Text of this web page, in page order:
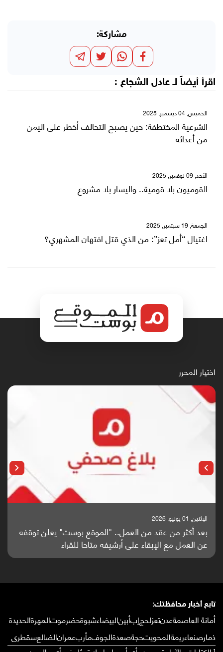
مشاركة:
اقرأ أيضاً لـ عادل الشجاع :
الخميس, 04 ديسمبر, 2025
الشرعية المختطفة: حين يصبح التحالف أخطر على اليمن
من أعدائه
الأحد, 09 نوفمبر, 2025
القوميون بلا قومية.. واليسار بلا مشروع
الجمعة, 19 سبتمبر, 2025
اغتيال “أمل تعز”: من الذي قتل افتهان المشهري؟
اختيار المحرر
الإثنين, 01 يونيو, 2026
بعد أكثر من عقد من العمل.. "الموقع بوست" يعلن توقفه
عن العمل مع الإبقاء على أرشيفه متاحا للقراء
تابع أخبار محافظتك:
أمانة العاصمةعدنتعزلحجإبأبينالبيضاءشبوةحضرموتالمهرةالحديدة
ذمارصنعاءريمةالمحويتحجةصعدةالجوفمأربعمرانالضالعسقطرى